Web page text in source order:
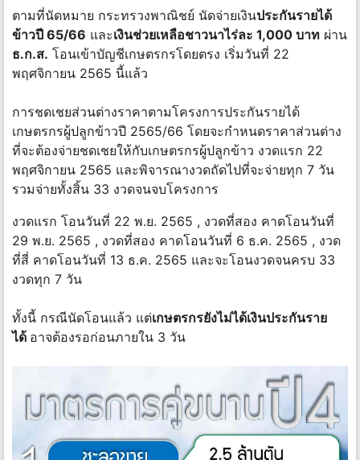
ตามที่นัดหมาย กระทรวงพาณิชย์ นัดจ่ายเงินประกันรายได้
ข้าวปี 65/66 และเงินช่วยเหลือชาวนาไร่ละ 1,000 บาท ผ่าน
ธ.ก.ส. โอนเข้าบัญชีเกษตรกรโดยตรง เริ่มวันที่ 22
พฤศจิกายน 2565 นี้แล้ว
การชดเชยส่วนต่างราคาตามโครงการประกันรายได้
เกษตรกรผู้ปลูกข้าวปี 2565/66 โดยจะกำหนดราคาส่วนต่าง
ที่จะต้องจ่ายชดเชยให้กับเกษตรกรผู้ปลูกข้าว งวดแรก 22
พฤศจิกายน 2565 และพิจารณางวดถัดไปที่จะจ่ายทุก 7 วัน
รวมจ่ายทั้งสิ้น 33 งวดจนจบโครงการ
งวดแรก โอนวันที่ 22 พ.ย. 2565 , งวดที่สอง คาดโอนวันที่
29 พ.ย. 2565 , งวดที่สอง คาดโอนวันที่ 6 ธ.ค. 2565 , งวด
ที่สี่ คาดโอนวันที่ 13 ธ.ค. 2565 และจะโอนงวดจนครบ 33
งวดทุก 7 วัน
ทั้งนี้ กรณีนัดโอนแล้ว แต่เกษตรกรยังไม่ได้เงินประกันราย
ได้ อาจต้องรอก่อนภายใน 3 วัน